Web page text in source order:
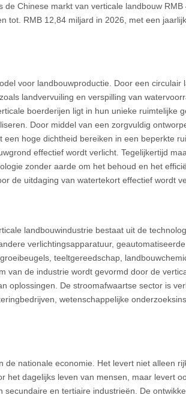
de Chinese markt van verticale landbouw RMB
tot. RMB 12,84 miljard in 2026, met een
voor landbouwproductie. Door een circulair
landvervuiling en verspilling van
boerderijen ligt in hun unieke ruimtelijke
Door middel van een zorgvuldig
een hoge dichtheid bereiken in een beperkte
effectief wordt verlicht. Tegelijkertijd
zonder aarde om het behoud en het
de uitdaging van watertekort effectief wordt
landbouwindustrie bestaat uit de
verlichtingsapparatuur, geautomatiseerde
teeltgereedschap,
van de industrie wordt gevormd door de
oplossingen. De stroomafwaartse sector is
wetenschappelijke
de nationale economie. Het levert niet alleen
het dagelijks leven van mensen, maar levert
secundaire en tertiaire industrieën. De